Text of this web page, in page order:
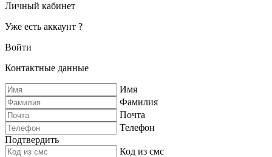
Личный кабинет
Уже есть аккаунт ?
Войти
Контактные данные
Имя
Фамилия
Почта
Телефон
Подтвердить
Код из смс